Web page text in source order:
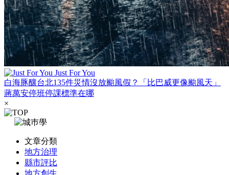
Just For You
白海豚釀台北135件災情沒放颱風假？「比巴威更像颱風天」
蔣萬安停班停課標準在哪
×
文章分類
地方治理
縣市評比
地方創生